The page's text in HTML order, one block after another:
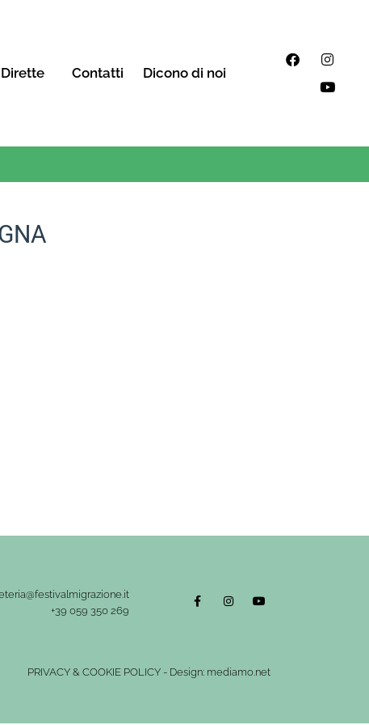
Dirette Contatti Dicono di noi
+39 059 350 269
PRIVACY & COOKIE POLICY - Design: mediamo.net